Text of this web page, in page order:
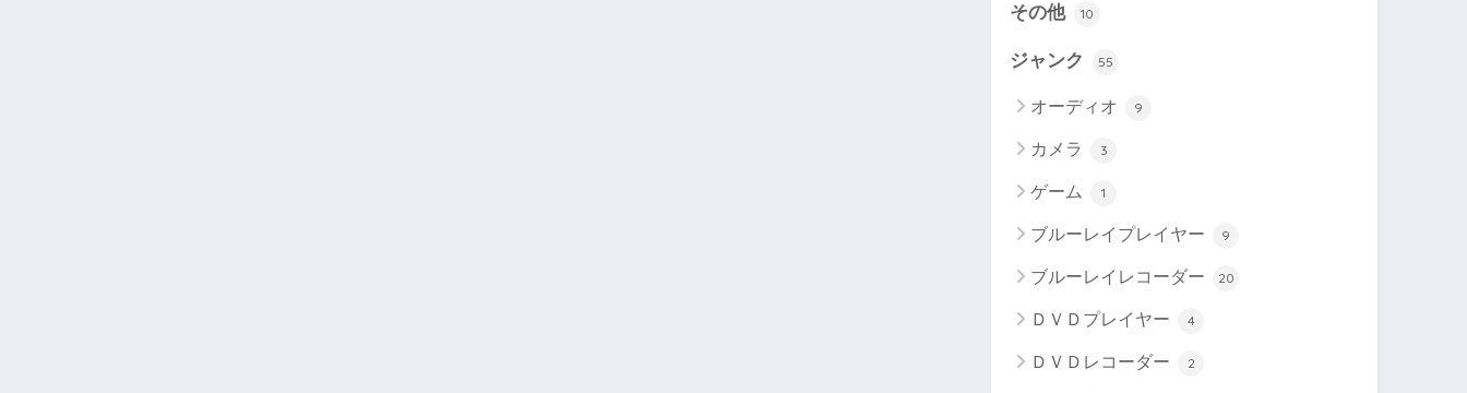
その他 10
ジャンク 55
オーディオ 9
カメラ 3
ゲーム 1
ブルーレイプレイヤー 9
ブルーレイレコーダー 20
ＤＶＤプレイヤー 4
ＤＶＤレコーダー 2